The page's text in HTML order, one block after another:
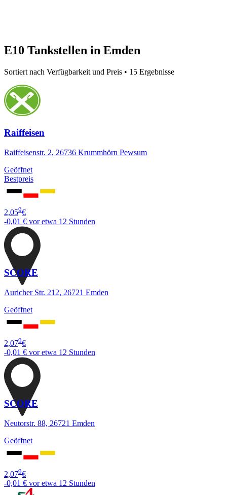
E10 Tankstellen in Emden
Sortiert nach Verfügbarkeit und Preis • 15 Ergebnisse
Raiffeisen
Raiffeisenstr. 2, 26736 Krummhörn Pewsum
Geöffnet
Bestpreis
2,059€
-0,01 € vor etwa 12 Stunden
SCORE
Auricher Str. 212, 26721 Emden
Geöffnet
2,079€
-0,01 € vor etwa 12 Stunden
SCORE
Neutorstr. 88, 26721 Emden
Geöffnet
2,079€
-0,01 € vor etwa 12 Stunden